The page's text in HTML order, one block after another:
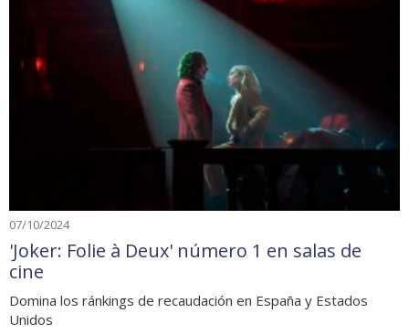
07/10/2024
'Joker: Folie à Deux' número 1 en salas de
cine
Domina los ránkings de recaudación en España y Estados
Unidos